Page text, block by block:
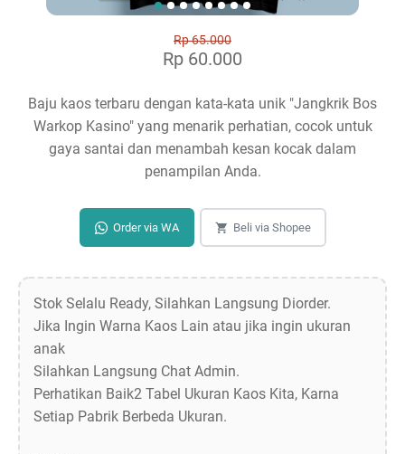
Rp 65.000
Rp 60.000
Baju kaos terbaru dengan kata-kata unik "Jangkrik Bos
Warkop Kasino" yang menarik perhatian, cocok untuk
gaya santai dan menambah kesan kocak dalam
penampilan Anda.
Order via WA Beli via Shopee
Stok Selalu Ready, Silahkan Langsung Diorder.
Jika Ingin Warna Kaos Lain atau jika ingin ukuran
anak
Silahkan Langsung Chat Admin.
Perhatikan Baik2 Tabel Ukuran Kaos Kita, Karna
Setiap Pabrik Berbeda Ukuran.